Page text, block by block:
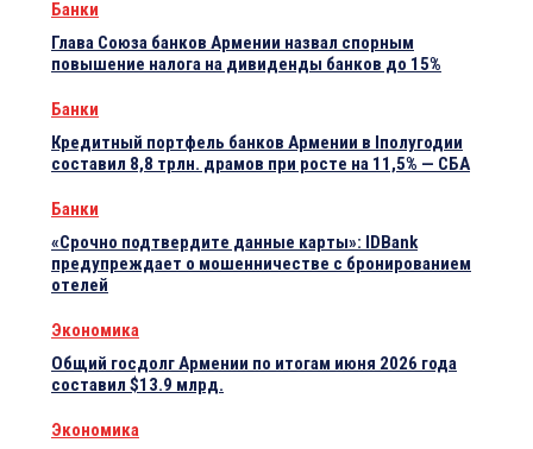
Банки
Глава Союза банков Армении назвал спорным
повышение налога на дивиденды банков до 15%
Банки
Кредитный портфель банков Армении в Iполугодии
составил 8,8 трлн. драмов при росте на 11,5% — СБА
Банки
«Срочно подтвердите данные карты»: IDBank
предупреждает о мошенничестве с бронированием
отелей
Экономика
Общий госдолг Армении по итогам июня 2026 года
составил $13.9 млрд.
Экономика